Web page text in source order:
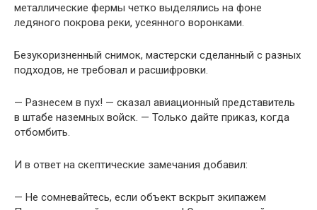
металлические фермы четко выделялись на фоне
ледяного покрова реки, усеянного воронками.
Безукоризненный снимок, мастерски сделанный с разных
подходов, не требовал и расшифровки.
— Разнесем в пух! — сказал авиационный представитель
в штабе наземных войск. — Только дайте приказ, когда
отбомбить.
И в ответ на скептические замечания добавил:
— Не сомневайтесь, если объект вскрыт экипажем